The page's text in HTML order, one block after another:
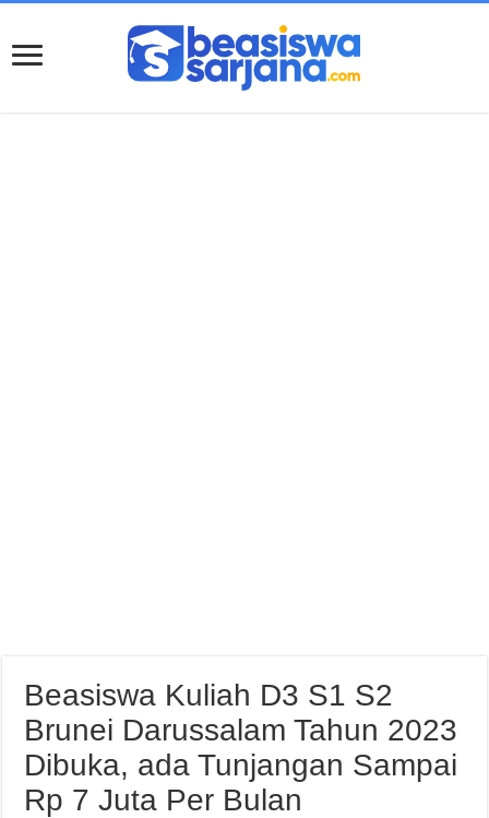
Beasiswa Kuliah D3 S1 S2
Brunei Darussalam Tahun 2023
Dibuka, ada Tunjangan Sampai
Rp 7 Juta Per Bulan